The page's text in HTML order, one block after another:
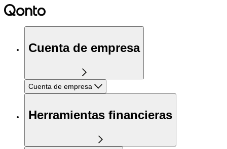
Cuenta de empresa
Cuenta de empresa
Herramientas financieras